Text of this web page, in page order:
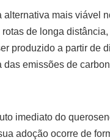
mais viável
de longa
produzido a partir de
emissões de
imediato do
adoção ocorre de